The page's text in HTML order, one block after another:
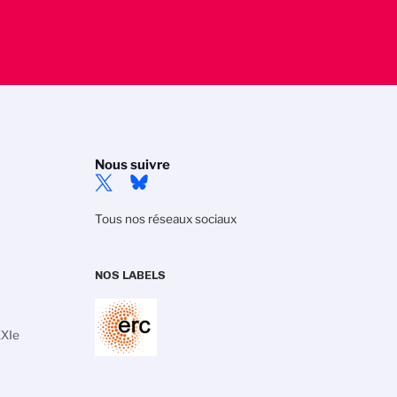
Nous suivre
Tous nos réseaux sociaux
NOS LABELS